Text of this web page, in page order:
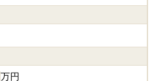
万円